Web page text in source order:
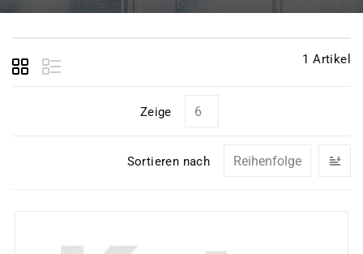
1 Artikel
Zeige
Sortieren nach